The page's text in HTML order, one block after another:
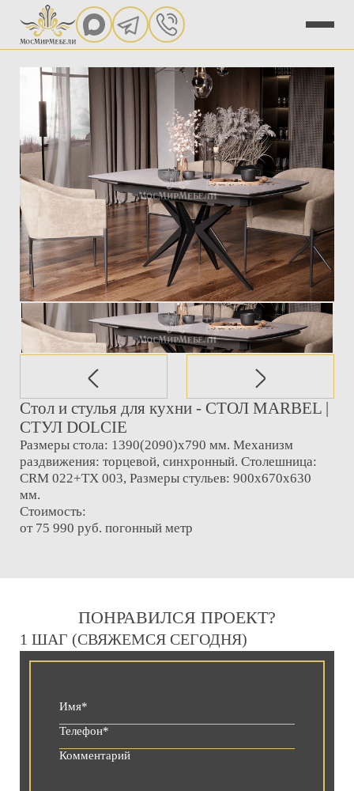
Стол и стулья для кухни - СТОЛ MARBEL |
СТУЛ DOLCIE
Размеры стола: 1390(2090)x790 мм. Механизм
раздвижения: торцевой, синхронный. Столешница:
CRM 022+TX 003, Размеры стульев: 900x670x630
мм.
Стоимость:
от 75 990 руб. погонный метр
ПОНРАВИЛСЯ ПРОЕКТ?
1 ШАГ (СВЯЖЕМСЯ СЕГОДНЯ)